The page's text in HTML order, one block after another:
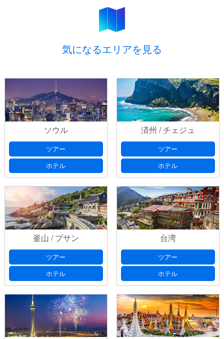
気になるエリアを見る
ソウル
ツアー
ホテル
済州 / チェジュ
ツアー
ホテル
釜山 / プサン
ツアー
ホテル
台湾
ツアー
ホテル